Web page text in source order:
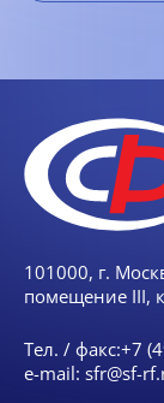
101000, г.
помещение III,
Тел. / факс:+7
e-mail: sfr@sf-